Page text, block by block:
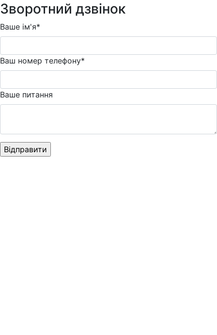
Зворотний дзвінок
Ваше ім'я*
Ваш номер телефону*
Ваше питання